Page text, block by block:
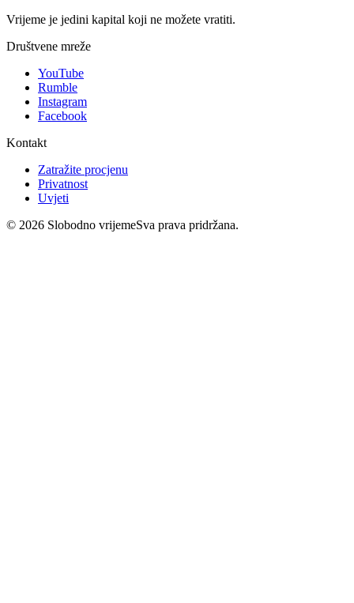
Vrijeme je jedini kapital koji ne možete vratiti.
Društvene mreže
YouTube
Rumble
Instagram
Facebook
Kontakt
Zatražite procjenu
Privatnost
Uvjeti
© 2026 Slobodno vrijemeSva prava pridržana.